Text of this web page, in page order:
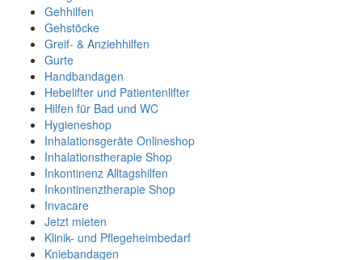
Gehhilfen
Gehstöcke
Greif- & Anziehhilfen
Gurte
Handbandagen
Hebelifter und Patientenlifter
Hilfen für Bad und WC
Hygieneshop
Inhalationsgeräte Onlineshop
Inhalationstherapie Shop
Inkontinenz Alltagshilfen
Inkontinenztherapie Shop
Invacare
Jetzt mieten
Klinik- und Pflegeheimbedarf
Kniebandagen